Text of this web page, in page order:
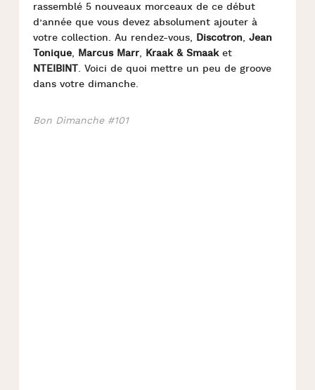
rassemblé 5 nouveaux morceaux de ce début
d’année que vous devez absolument ajouter à
votre collection. Au rendez-vous, Discotron, Jean
Tonique, Marcus Marr, Kraak & Smaaket
NTEIBINT. Voici de quoi mettre un peu de groove
dans votre dimanche.
Bon Dimanche #101